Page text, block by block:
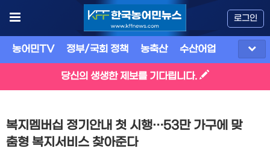
로그인
농어민TV 정부/국회 정책 농축산 수산어업
당신의 생생한 제보를 기다립니다.
복지멤버십 정기안내 첫 시행…53만 가구에 맞
춤형 복지서비스 찾아준다